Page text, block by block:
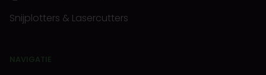
Snijplotters & Lasercutters
NAVIGATIE